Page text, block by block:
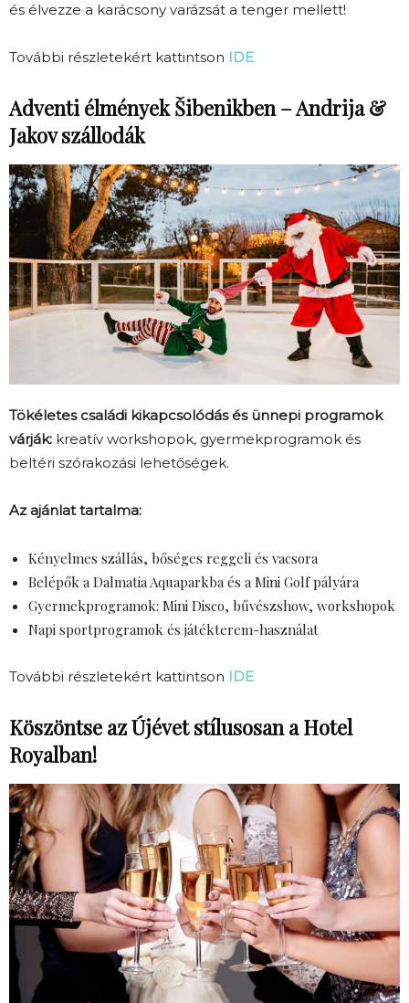
és élvezze a karácsony varázsát a tenger mellett!
További részletekért kattintson IDE
Adventi élmények Šibenikben – Andrija &
Jakov szállodák
Tökéletes családi kikapcsolódás és ünnepi programok
várják: kreatív workshopok, gyermekprogramok és
beltéri szórakozási lehetőségek.
Az ajánlat tartalma:
Kényelmes szállás, bőséges reggeli és vacsora
Belépők a Dalmatia Aquaparkba és a Mini Golf pályára
Gyermekprogramok: Mini Disco, bűvészshow, workshopok
Napi sportprogramok és játékterem-használat
További részletekért kattintson IDE
Köszöntse az Újévet stílusosan a Hotel
Royalban!